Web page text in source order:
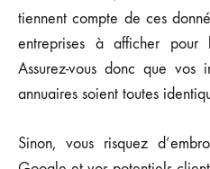
tiennent compte de ces
entreprises à afficher pour
Assurez-vous donc que vos
annuaires soient toutes
Sinon, vous risquez